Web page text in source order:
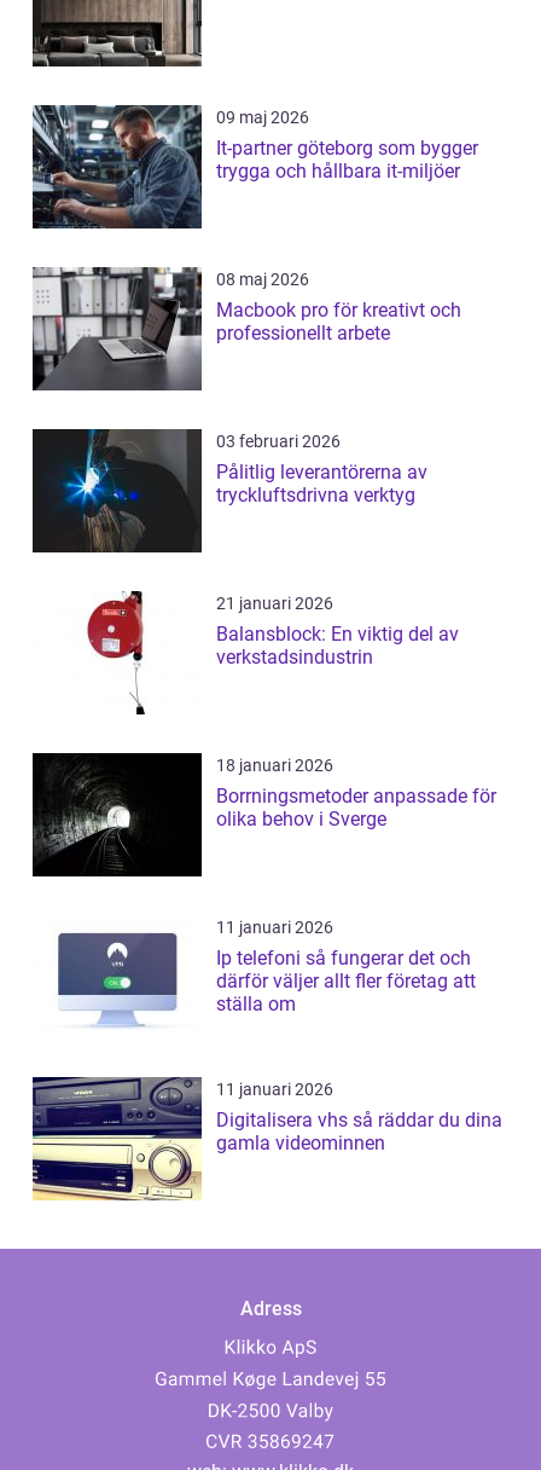
09 maj 2026
It-partner göteborg som bygger
trygga och hållbara it-miljöer
08 maj 2026
Macbook pro för kreativt och
professionellt arbete
03 februari 2026
Pålitlig leverantörerna av
tryckluftsdrivna verktyg
21 januari 2026
Balansblock: En viktig del av
verkstadsindustrin
18 januari 2026
Borrningsmetoder anpassade för
olika behov i Sverge
11 januari 2026
Ip telefoni så fungerar det och
därför väljer allt fler företag att
ställa om
11 januari 2026
Digitalisera vhs så räddar du dina
gamla videominnen
Adress